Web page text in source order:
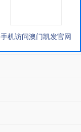
手机访问澳门凯发官网